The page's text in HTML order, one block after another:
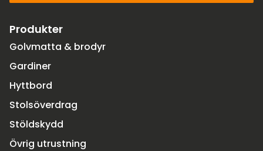
Produkter
Golvmatta & brodyr
Gardiner
Hyttbord
Stolsöverdrag
Stöldskydd
Övrig utrustning